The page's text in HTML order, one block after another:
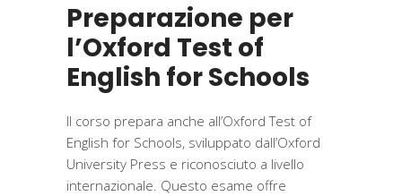
Preparazione per
l’Oxford Test of
English for Schools
Il corso prepara anche all’Oxford Test of
English for Schools, sviluppato dall’Oxford
University Press e riconosciuto a livello
internazionale. Questo esame offre